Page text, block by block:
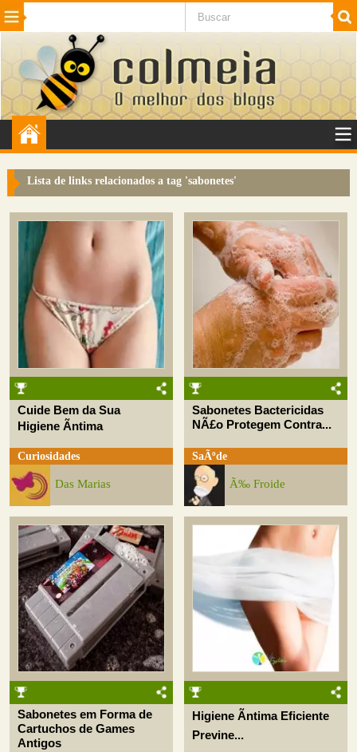
Beleza Cinema e TV
Internet Jogos NotÃ­cias SaÃºde
VeÃ­culos Adulto
Sugerir Link
Colmeia Exchange
Perguntas Frequentes
Sobre
Contato
Lista de links relacionados a tag 'sabonetes'
Cuide Bem da Sua
Higiene Ãntima
Curiosidades
Das Marias
Sabonetes Bactericidas
NÃ£o Protegem Contra...
SaÃºde
Ã‰ Froide
Sabonetes em Forma de
Cartuchos de Games
Antigos
Higiene Ãntima Eficiente
Previne...